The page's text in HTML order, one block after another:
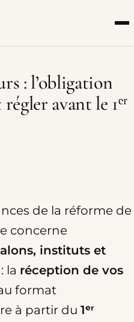
: l’obligation
avant le 1ᵉʳ
de la réforme de
concerne
instituts et
la réception de vos
format
à partir du 1ᵉʳ